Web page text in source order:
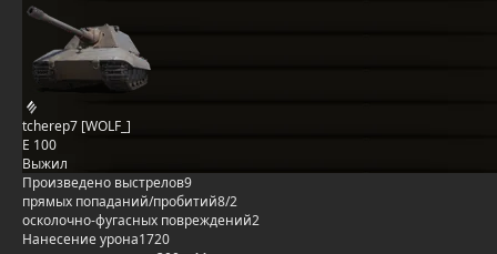
tcherep7 [WOLF_]
E 100
Выжил
Произведено выстрелов9
прямых попаданий/пробитий8/2
осколочно-фугасных повреждений2
Нанесение урона1720